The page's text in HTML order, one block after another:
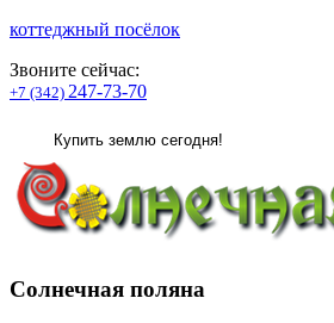
коттеджный посёлок
Звоните сейчас:
+7 (342) 247-73-70
Купить землю сегодня!
Солнечная поляна